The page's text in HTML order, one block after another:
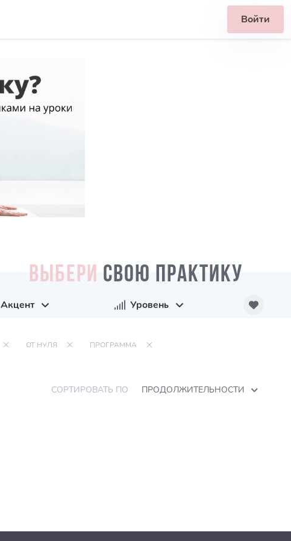
Войти
ВЫБЕРИ СВОЮ ПРАКТИКУ
Акцент Уровень
ОТ НУЛЯ ПРОГРАММА
СОРТИРОВАТЬ ПО ПРОДОЛЖИТЕЛЬНОСТИ